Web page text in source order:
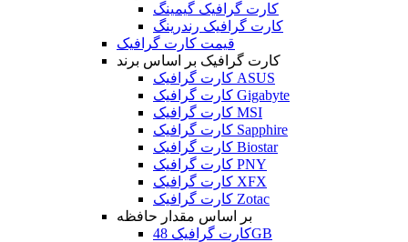
کارت گرافیک گیمینگ
کارت گرافیک رندرینگ
قیمت کارت گرافیک
کارت گرافیک بر اساس برند
کارت گرافیک ASUS
کارت گرافیک Gigabyte
کارت گرافیک MSI
کارت گرافیک Sapphire
کارت گرافیک Biostar
کارت گرافیک PNY
کارت گرافیک XFX
کارت گرافیک Zotac
بر اساس مقدار حافظه
کارت گرافیک 48GB